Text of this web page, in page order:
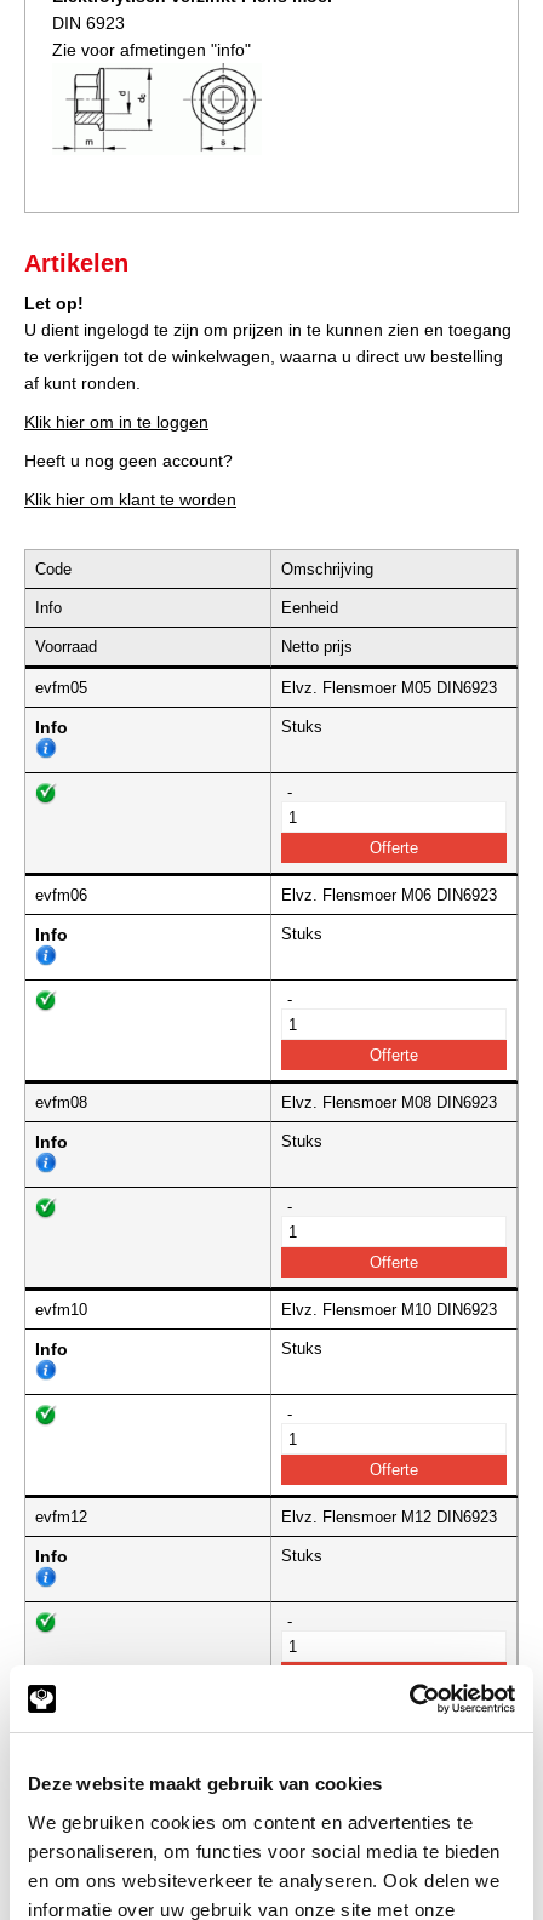
Deze website maakt gebruik van cookies
We gebruiken cookies om content en advertenties te
personaliseren, om functies voor social media te bieden
en om ons websiteverkeer te analyseren. Ook delen we
informatie over uw gebruik van onze site met onze
DIN 6923
Zie voor afmetingen "info"
Artikelen
Let op!
U dient ingelogd te zijn om prijzen in te kunnen zien en toegang
te verkrijgen tot de winkelwagen, waarna u direct uw bestelling
af kunt ronden.
Klik hier om in te loggen
Heeft u nog geen account?
Klik hier om klant te worden
Code Omschrijving
Info Eenheid
Voorraad Netto prijs
evfm05 Elvz. Flensmoer M05 DIN6923
Info Stuks
-
evfm06 Elvz. Flensmoer M06 DIN6923
Info Stuks
-
evfm08 Elvz. Flensmoer M08 DIN6923
Info Stuks
-
evfm10 Elvz. Flensmoer M10 DIN6923
Info Stuks
-
evfm12 Elvz. Flensmoer M12 DIN6923
Info Stuks
-
-